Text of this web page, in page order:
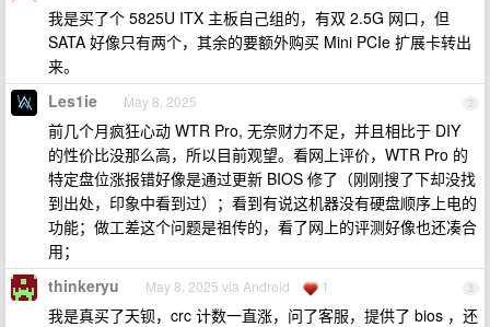
我是买了个 5825U ITX 主板自己组的，有双 2.5G 网口，但
SATA 好像只有两个，其余的要额外购买 Mini PCIe 扩展卡转出
来。
2
Les1ie May 8, 2025
前几个月疯狂心动 WTR Pro, 无奈财力不足，并且相比于 DIY
的性价比没那么高，所以目前观望。看网上评价，WTR Pro 的
特定盘位涨报错好像是通过更新 BIOS 修了（刚刚搜了下却没找
到出处，印象中看到过）；看到有说这机器没有硬盘顺序上电的
功能；做工差这个问题是祖传的，看了网上的评测好像也还凑合
用；
3
thinkeryu May 8, 2025 via Android 1
我是真买了天钡，crc 计数一直涨，问了客服，提供了 bios ，还